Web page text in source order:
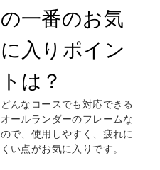
の一番のお気
に入りポイン
トは？
どんなコースでも対応できる
オールランダーのフレームな
ので、使用しやすく、疲れに
くい点がお気に入りです。